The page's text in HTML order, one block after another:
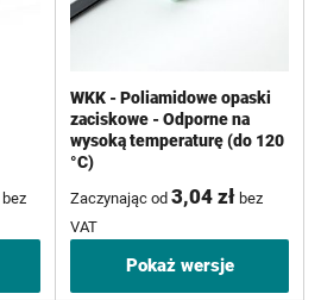
bez
WKK - Poliamidowe opaski
zaciskowe - Odporne na
wysoką temperaturę (do 120
°C)
Zaczynając od 3,04 zł bez
VAT
Pokaż wersje